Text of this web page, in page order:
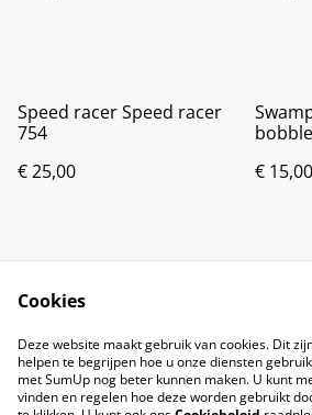
Speed racer Speed racer
754
€ 25,00
€ 15,00
Cookies
Deze website maakt gebruik van cookies. Dit
helpen te begrijpen hoe u onze diensten
met SumUp nog beter kunnen maken. U kunt
vinden en regelen hoe deze worden gebruikt